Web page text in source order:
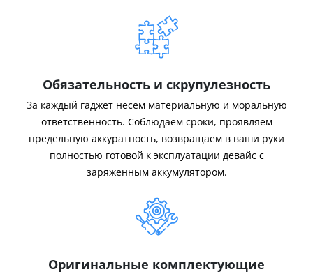
Обязательность и скрупулезность
За каждый гаджет несем материальную и моральную
ответственность. Соблюдаем сроки, проявляем
предельную аккуратность, возвращаем в ваши руки
полностью готовой к эксплуатации девайс с
заряженным аккумулятором.
Оригинальные комплектующие